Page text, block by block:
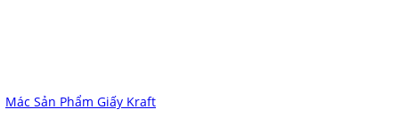
Mác Sản Phẩm Giấy Kraft